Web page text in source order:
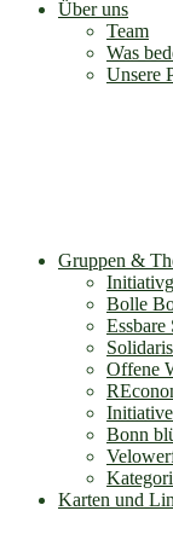
Über uns
Team
Was
Unsere
Gruppen &
Bolle
Offene
Bonn
Karten und